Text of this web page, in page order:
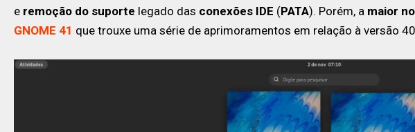
e remoção do suporte legado das conexões IDE (PATA). Porém, a maior
GNOME 41 que trouxe uma série de aprimoramentos em relação à versão